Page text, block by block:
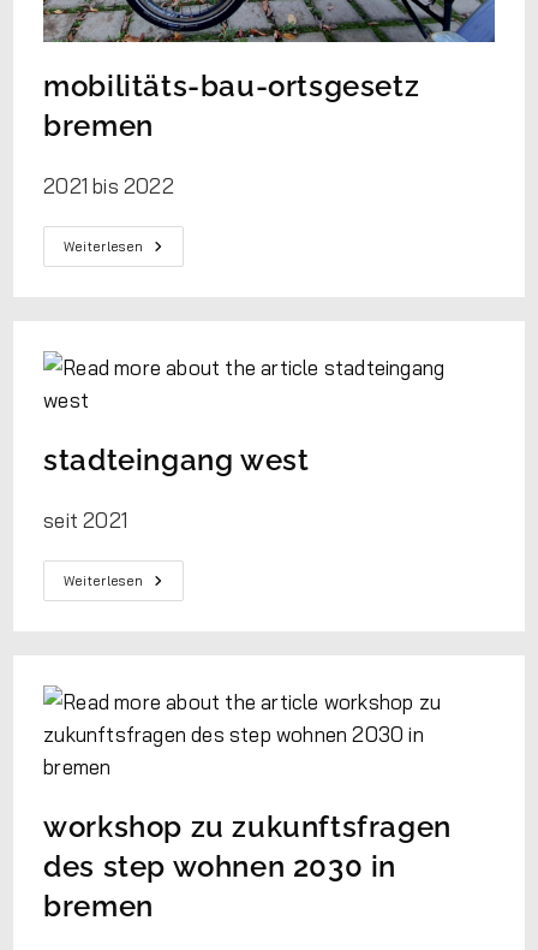
mobilitäts-bau-ortsgesetz
bremen
2021 bis 2022
Weiterlesen
stadteingang west
seit 2021
Weiterlesen
workshop zu zukunftsfragen
des step wohnen 2030 in
bremen